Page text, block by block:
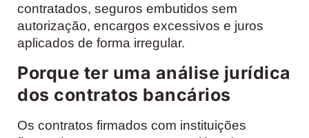
contratados, seguros embutidos sem
autorização, encargos excessivos e juros
aplicados de forma irregular.
Porque ter uma análise jurídica
dos contratos bancários
Os contratos firmados com instituições